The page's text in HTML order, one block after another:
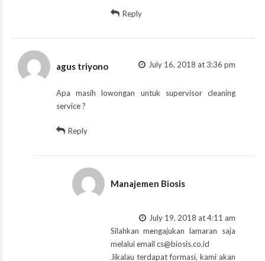
Reply
agus triyono July 16, 2018 at 3:36 pm
Apa masih lowongan untuk supervisor cleaning
service ?
Reply
Manajemen Biosis
July 19, 2018 at 4:11 am
Silahkan mengajukan lamaran saja
melalui email cs@biosis.co.id
Jikalau terdapat formasi, kami akan